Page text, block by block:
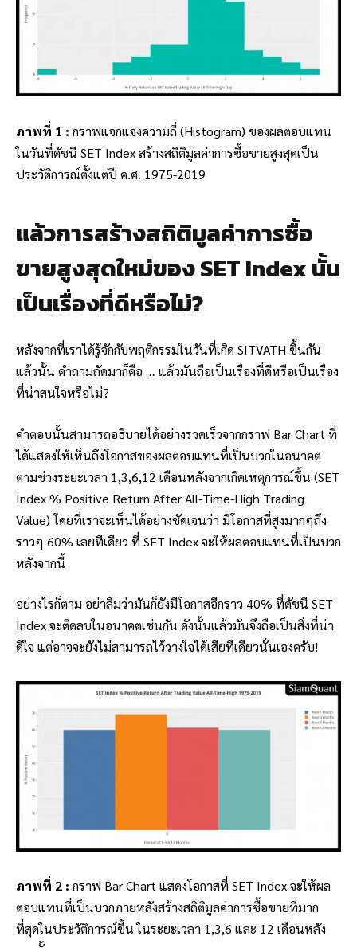
ภาพที่ 1 : กราฟแจกแจงความถี่ (Histogram) ของผลตอบแทน
ในวันที่ดัชนี SET Index สร้างสถิติมูลค่าการซื้อขายสูงสุดเป็น
ประวัติการณ์ตั้งแต่ปี ค.ศ. 1975-2019
แล้วการสร้างสถิติมูลค่าการซื้อ
ขายสูงสุดใหม่ของ SET Index นั้น
เป็นเรื่องที่ดีหรือไม่?
หลังจากที่เราได้รู้จักกับพฤติกรรมในวันที่เกิด SITVATH ขึ้นกัน
แล้วนั้น คำถามถัดมาก็คือ … แล้วมันถือเป็นเรื่องที่ดีหรือเป็นเรื่อง
ที่น่าสนใจหรือไม่?
คำตอบนั้นสามารถอธิบายได้อย่างรวดเร็วจากกราฟ Bar Chart ที่
ได้แสดงให้เห็นถึงโอกาสของผลตอบแทนที่เป็นบวกในอนาคต
ตามช่วงระยะเวลา 1,3,6,12 เดือนหลังจากเกิดเหตุการณ์ขึ้น (SET
Index % Positive Return After All-Time-High Trading
Value) โดยที่เราจะเห็นได้อย่างชัดเจนว่า มีโอกาสที่สูงมากๆถึง
ราวๆ 60% เลยทีเดียว ที่ SET Index จะให้ผลตอบแทนที่เป็นบวก
หลังจากนี้
อย่างไรก็ตาม อย่าลืมว่ามันก็ยังมีโอกาสอีกราว 40% ที่ดัชนี SET
Index จะติดลบในอนาคตเช่นกัน ดังนั้นแล้วมันจึงถือเป็นสิ่งที่น่า
ดีใจ แต่อาจจะยังไม่สามารถไว้วางใจได้เสียทีเดียวนั่นเองครับ!
ภาพที่ 2 : กราฟ Bar Chart แสดงโอกาสที่ SET Index จะให้ผล
ตอบแทนที่เป็นบวกภายหลังสร้างสถิติมูลค่าการซื้อขายที่มาก
ที่สุดในประวัติการณ์ขึ้น ในระยะเวลา 1,3,6 และ 12 เดือนหลัง